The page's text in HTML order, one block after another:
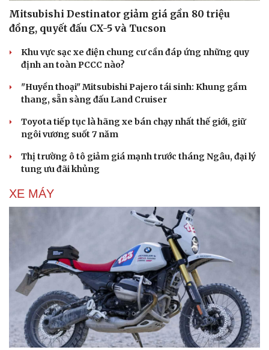
Kể chuyện cho bé
Hạt giống tâm hồn
Mitsubishi Destinator giảm giá gần 80 triệu
đồng, quyết đấu CX-5 và Tucson
Khu vực sạc xe điện chung cư cần đáp ứng những quy
định an toàn PCCC nào?
"Huyền thoại" Mitsubishi Pajero tái sinh: Khung gầm
thang, sẵn sàng đấu Land Cruiser
Toyota tiếp tục là hãng xe bán chạy nhất thế giới, giữ
ngôi vương suốt 7 năm
Thị trường ô tô giảm giá mạnh trước tháng Ngâu, đại lý
tung ưu đãi khủng
XE MÁY